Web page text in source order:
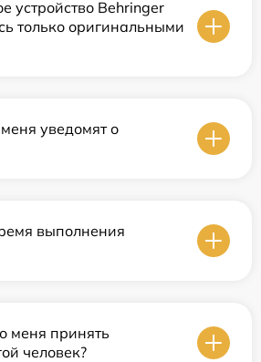
устройство Behringer
только оригинальными
уведомят о
выполнения
меня принять
человек?